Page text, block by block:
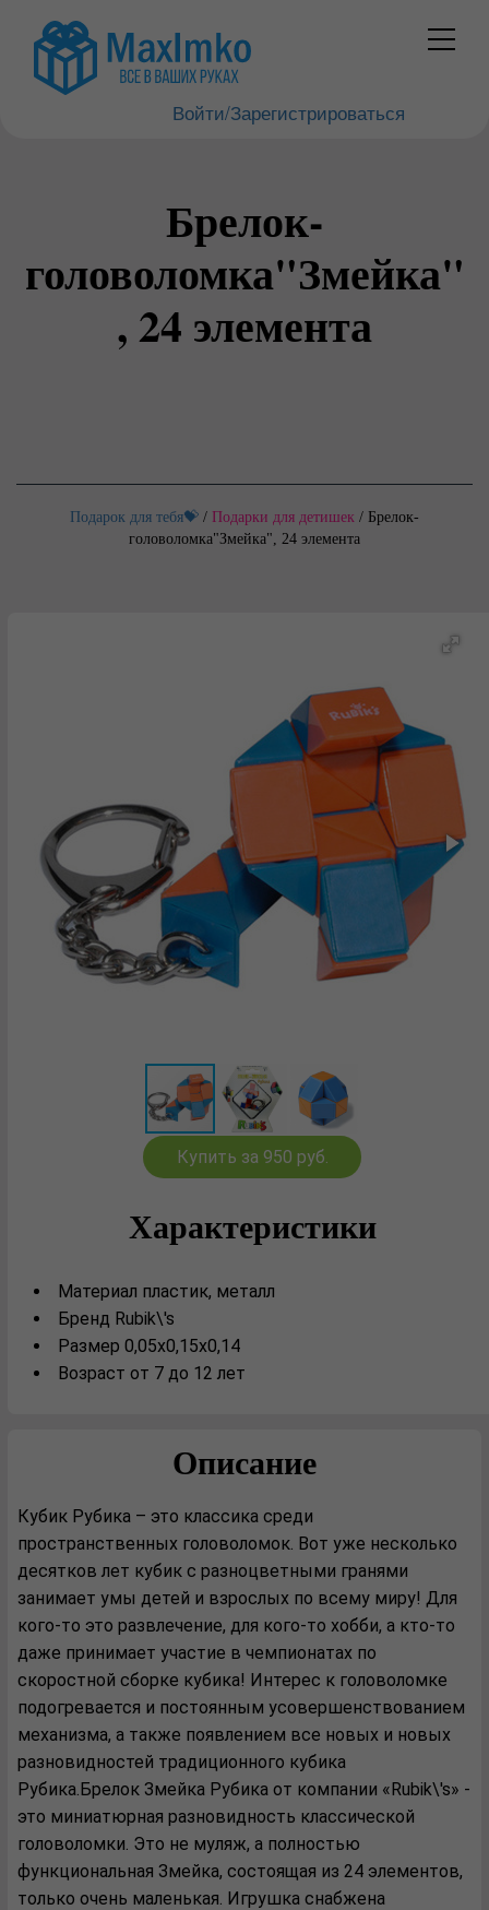
Войти/Зарегистрироваться
Брелок-
головоломка"Змейка"
, 24 элемента
Подарок для тебя💝 / Подарки для детишек / Брелок-
головоломка"Змейка", 24 элемента
Купить за 950 руб.
Характеристики
Материал пластик, металл
Бренд Rubik\'s
Размер 0,05х0,15х0,14
Возраст от 7 до 12 лет
Описание
Кубик Рубика – это классика среди
пространственных головоломок. Вот уже несколько
десятков лет кубик с разноцветными гранями
занимает умы детей и взрослых по всему миру! Для
кого-то это развлечение, для кого-то хобби, а кто-то
даже принимает участие в чемпионатах по
скоростной сборке кубика! Интерес к головоломке
подогревается и постоянным усовершенствованием
механизма, а также появлением все новых и новых
разновидностей традиционного кубика
Рубика.Брелок Змейка Рубика от компании «Rubik\'s» -
это миниатюрная разновидность классической
головоломки. Это не муляж, а полностью
функциональная Змейка, состоящая из 24 элементов,
только очень маленькая. Игрушка снабжена